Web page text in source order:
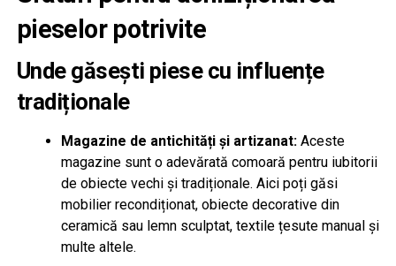
pieselor potrivite
Unde găsești piese cu influențe
tradiționale
Magazine de antichități și artizanat:Aceste
magazine sunt o adevărată comoară pentru iubitorii
de obiecte vechi și tradiționale. Aici poți găsi
mobilier recondiționat, obiecte decorative din
ceramică sau lemn sculptat, textile țesute manual și
multe altele.